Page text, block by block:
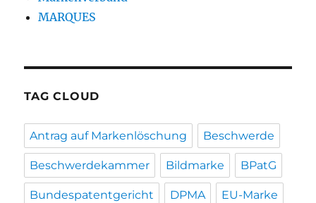
MARQUES
TAG CLOUD
Antrag auf Markenlöschung Beschwerde
Beschwerdekammer Bildmarke BPatG
Bundespatentgericht DPMA EU-Marke